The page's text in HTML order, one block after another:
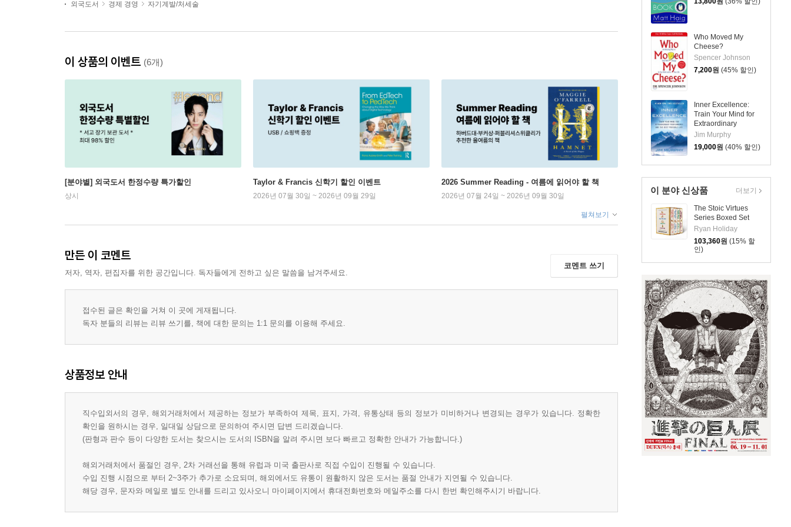
Who Moved My
Cheese?
Spencer Johnson
7,200원 (45% 할인)
Inner Excellence:
Train Your Mind for
Extraordinary
Performance and the
Best Possible Life
Jim Murphy
19,000원 (40% 할인)
이 분야 신상품
The Stoic Virtues
Series Boxed Set
Ryan Holiday
103,360원 (15% 할
인)
더보기
외국도서 경제 경영 자기계발/처세술
이 상품의 이벤트 (6개)
[분야별] 외국도서 한정수량 특가할인
상시
Taylor & Francis 신학기 할인 이벤트
2026년 07월 30일 ~ 2026년 09월 29일
2026 Summer Reading - 여름에 읽어야 할 책
2026년 07월 24일 ~ 2026년 09월 30일
펼쳐보기
만든 이 코멘트
저자, 역자, 편집자를 위한 공간입니다. 독자들에게 전하고 싶은 말씀을 남겨주세요.
코멘트 쓰기
접수된 글은 확인을 거쳐 이 곳에 게재됩니다.
독자 분들의 리뷰는 리뷰 쓰기를, 책에 대한 문의는 1:1 문의를 이용해 주세요.
상품정보 안내
직수입외서의 경우, 해외거래처에서 제공하는 정보가 부족하여 제목, 표지, 가격, 유통상태 등의 정보가 미비하거나 변경되는 경우가 있습니다. 정확한
확인을 원하시는 경우, 일대일 상담으로 문의하여 주시면 답변 드리겠습니다.
(판형과 판수 등이 다양한 도서는 찾으시는 도서의 ISBN을 알려 주시면 보다 빠르고 정확한 안내가 가능합니다.)
해외거래처에서 품절인 경우, 2차 거래선을 통해 유럽과 미국 출판사로 직접 수입이 진행될 수 있습니다.
수입 진행 시점으로 부터 2~3주가 추가로 소요되며, 해외에서도 유통이 원활하지 않은 도서는 품절 안내가 지연될 수 있습니다.
해당 경우, 문자와 메일로 별도 안내를 드리고 있사오니 마이페이지에서 휴대전화번호와 메일주소를 다시 한번 확인해주시기 바랍니다.